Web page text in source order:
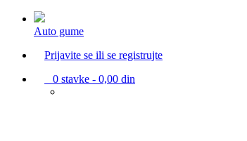
Auto gume
Prijavite se ili se registrujte
0 stavke - 0,00 din